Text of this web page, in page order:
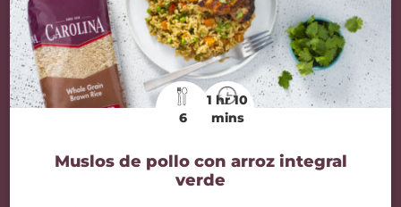
6
1 hr 10
mins
Muslos de pollo con arroz integral
verde